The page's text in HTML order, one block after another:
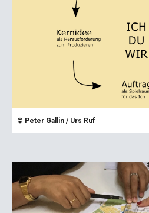
© Peter Gallin / Urs Ruf